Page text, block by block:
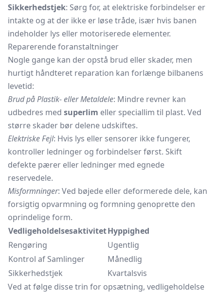
Sikkerhedstjek: Sørg for, at elektriske forbindelser er
intakte og at der ikke er løse tråde, især hvis banen
indeholder lys eller motoriserede elementer.
Reparerende foranstaltninger
Nogle gange kan der opstå brud eller skader, men
hurtigt håndteret reparation kan forlænge bilbanens
levetid:
Brud på Plastik- eller Metaldele: Mindre revner kan
udbedres med superlim eller speciallim til plast. Ved
større skader bør delene udskiftes.
Elektriske Fejl: Hvis lys eller sensorer ikke fungerer,
kontroller ledninger og forbindelser først. Skift
defekte pærer eller ledninger med egnede
reservedele.
Misformninger: Ved bøjede eller deformerede dele, kan
forsigtig opvarmning og formning genoprette den
oprindelige form.
VedligeholdelsesaktivitetHyppighed
Rengøring
Ugentlig
Kontrol af Samlinger
Månedlig
Sikkerhedstjek
Kvartalsvis
Ved at følge disse trin for opsætning, vedligeholdelse